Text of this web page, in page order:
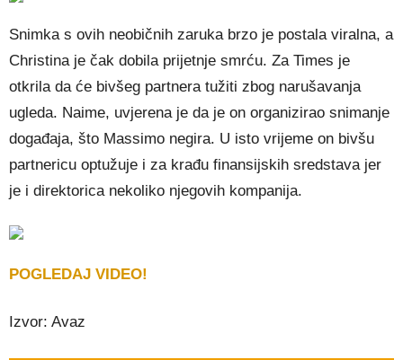
Snimka s ovih neobičnih zaruka brzo je postala viralna, a
Christina je čak dobila prijetnje smrću. Za Times je
otkrila da će bivšeg partnera tužiti zbog narušavanja
ugleda. Naime, uvjerena je da je on organizirao snimanje
događaja, što Massimo negira. U isto vrijeme on bivšu
partnericu optužuje i za krađu finansijskih sredstava jer
je i direktorica nekoliko njegovih kompanija.
POGLEDAJ VIDEO!
Izvor: Avaz